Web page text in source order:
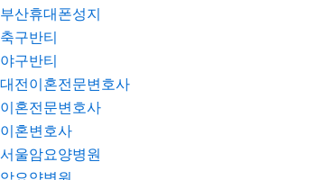
부산휴대폰성지
축구반티
야구반티
대전이혼전문변호사
이혼전문변호사
이혼변호사
서울암요양병원